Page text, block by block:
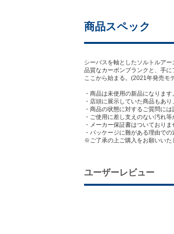
商品スペック
シーバスを軸としたソルトルア
品質なカーボンブランクと、手
ここから始まる。(2021年発売モ
・商品は未使用の新品になります。
・店頭に展示していた商品もあ
・商品の状態に対するご質問に
・ご使用に差し支えのない汚れ
・メーカー保証書はついておりま
・パッケージに難がある理由で
※ご了承の上ご購入をお願いいた
ユーザーレビュー